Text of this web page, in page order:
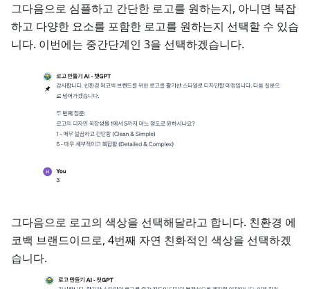
그다음으로 심플하고 간단한 로고를 원하는지, 아니면 복잡
하고 다양한 요소를 포함한 로고를 원하는지 선택할 수 있습
니다. 이번에는 중간단계인 3을 선택하겠습니다.
그다음으로 로고의 색상을 선택해달라고 합니다. 친환경 에
코백 브랜드이므로, 4번째 자연 친화적인 색상을 선택하겠
습니다.